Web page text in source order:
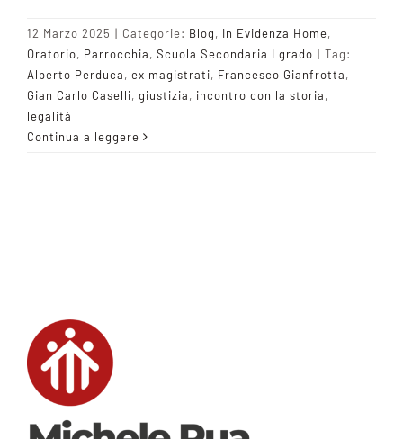
12 Marzo 2025 | Categorie: Blog, In Evidenza Home,
Oratorio, Parrocchia, Scuola Secondaria I grado | Tag:
Alberto Perduca, ex magistrati, Francesco Gianfrotta,
Gian Carlo Caselli, giustizia, incontro con la storia,
legalità
Continua a leggere